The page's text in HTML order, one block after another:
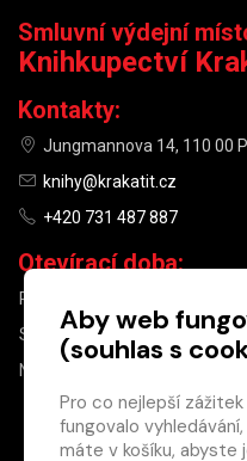
×
Smluvní výdejní
Knihkupectví
Kontakty:
Jungmannova 14, 110 00
knihy@krakatit.cz
+420 731 487 887
Otevírací doba:
PO–PÁ
SO
10:00–13:00
NE
Aby web
(souhlas s
Pro co nejlepší
fungovalo
máte v košíku, abyste